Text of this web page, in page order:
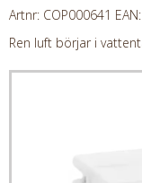
Artnr: COP000641
Ren luft börjar i